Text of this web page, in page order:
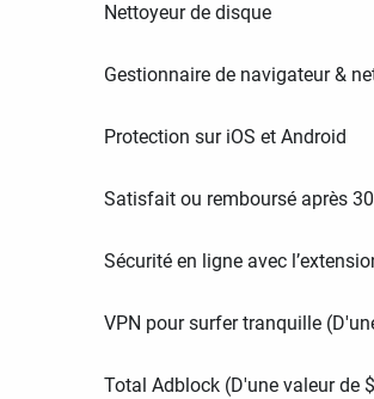
Nettoyeur de disque
Gestionnaire de navigateur &
Protection sur iOS et Android
Satisfait ou remboursé après
Sécurité en ligne avec
VPN pour surfer tranquille
Total Adblock (D'une valeur de $